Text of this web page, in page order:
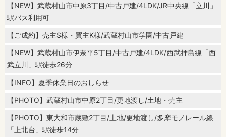
【NEW】武蔵村山市中原3丁目/中古戸建/4LDK/JR中央線「立川」
駅バス利用可
【ご成約】売主S様・買主K様/武蔵村山市学園/中古戸建
【NEW】武蔵村山市伊奈平5丁目/中古戸建/4LDK/西武拝島線「西
武立川」駅徒歩26分
【INFO】夏季休業日のおしらせ
【PHOTO】武蔵村山市中原2丁目/更地渡し/土地・売主
【PHOTO】東大和市蔵敷2丁目/土地/更地渡し/多摩モノレール線
「上北台」駅徒歩14分